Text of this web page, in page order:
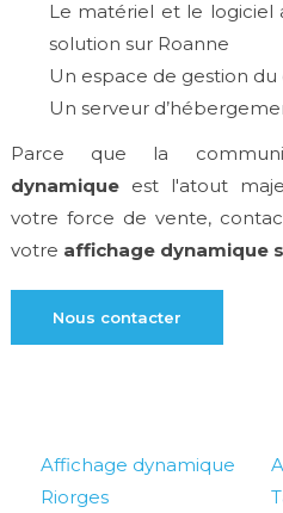
Le matériel et le logiciel
solution sur Roanne
Un espace de gestion
Un serveur
Parce que la
dynamiqueest l'atout
votre force de vente,
votre affichage dynamique
Nous contacter
Affichage dynamique
Riorges